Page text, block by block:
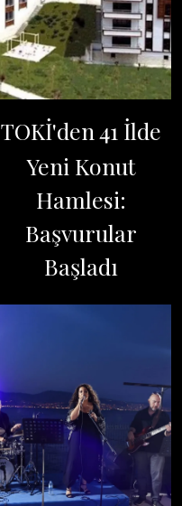
TOKİ'den 41 İlde
Yeni Konut
Hamlesi:
Başvurular
Başladı